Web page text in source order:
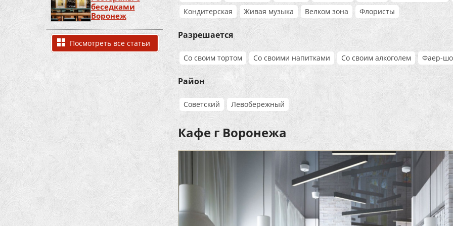
беседками
Воронеж
Посмотреть все статьи
Кондитерская Живая музыка Велком зона Флористы
Разрешается
Со своим тортом Со своими напитками Со своим алкоголем Фаер-
Район
Советский Левобережный
Кафе г Воронежа